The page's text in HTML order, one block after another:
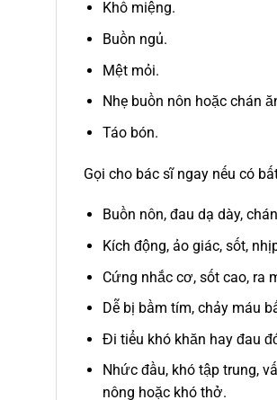
Khô miệng.
Buồn ngủ.
Mệt mỏi.
Nhẹ buồn nôn hoặc chán
Táo bón.
Gọi cho bác sĩ ngay nếu có
Buồn nôn, đau dạ dày,
Kích động, ảo giác, sốt,
Cứng nhắc cơ, sốt cao, ra
Dễ bị bầm tím, chảy máu
Đi tiểu khó khăn hay đau
Nhức đầu, khó tập trung,
nông hoặc khó thở.